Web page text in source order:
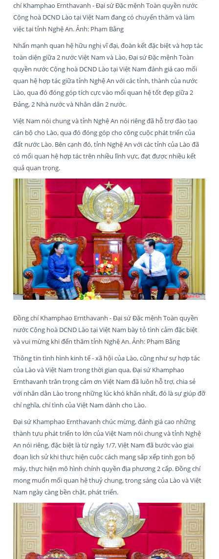
chí Khamphao Ernthavanh - Đại sứ Đặc mệnh Toàn quyền nước
Cộng hoà DCND Lào tại Việt Nam đang có chuyến thăm và làm
việc tại tỉnh Nghệ An. Ảnh: Phạm Bằng
Nhấn mạnh quan hệ hữu nghị vĩ đại, đoàn kết đặc biệt và hợp tác
toàn diện giữa 2 nước Việt Nam và Lào, Đại sứ Đặc mệnh Toàn
quyền nước Cộng hoà DCND Lào tại Việt Nam đánh giá cao mối
quan hệ hợp tác giữa tỉnh Nghệ An với các tỉnh, thành của nước
Lào, qua đó đóng góp tích cực vào mối quan hệ tốt đẹp giữa 2
Đảng, 2 Nhà nước và Nhân dân 2 nước.
Việt Nam nói chung và tỉnh Nghệ An nói riêng đã hỗ trợ đào tạo
cán bộ cho Lào, qua đó đóng góp cho công cuộc phát triển của
đất nước Lào. Bên cạnh đó, tỉnh Nghệ An với các tỉnh của Lào đã
có mối quan hệ hợp tác trên nhiều lĩnh vực, đạt được nhiều kết
quả quan trọng.
Đồng chí Khamphao Ernthavanh - Đại sứ Đặc mệnh Toàn quyền
nước Cộng hoà DCND Lào tại Việt Nam bày tỏ tình cảm đặc biệt
và vui mừng khi đến thăm tỉnh Nghệ An. Ảnh: Phạm Bằng
Thông tin tình hình kinh tế - xã hội của Lào, cũng như sự hợp tác
của Lào và Việt Nam trong thời gian qua, Đại sứ Khamphao
Ernthavanh trân trọng cảm ơn Việt Nam đã luôn hỗ trợ, chia sẻ
với nhân dân Lào trong những lúc khó khăn nhất, đó là sự giúp đỡ
chí nghĩa, chí tình của Việt Nam dành cho Lào.
Đại sứ Khamphao Ernthavanh chúc mừng, đánh giá cao những
thành tựu phát triển to lớn của Việt Nam nói chung và tỉnh Nghệ
An nói riêng, đặc biệt là từ ngày 1/7, Việt Nam đã bước vào giai
đoạn lịch sử khi thực hiện cuộc cách mạng sắp xếp tinh gọn bộ
máy, thực hiện mô hình chính quyền địa phương 2 cấp. Đồng chí
mong muốn mối quan hệ thuỷ chung, trong sáng của Lào và Việt
Nam ngày càng bền chặt, phát triển.